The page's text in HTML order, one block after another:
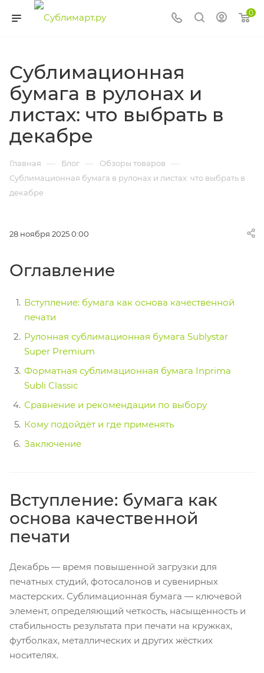
0
Сублимационная
бумага в рулонах и
листах: что выбрать в
декабре
Главная — Блог — Обзоры товаров —
Сублимационная бумага в рулонах и листах: что выбрать в
декабре
28 ноября 2025 0:00
Оглавление
Вступление: бумага как основа качественной
печати
Рулонная сублимационная бумага Sublystar
Super Premium
Форматная сублимационная бумага Inprima
Subli Classic
Сравнение и рекомендации по выбору
Кому подойдёт и где применять
Заключение
Вступление: бумага как
основа качественной
печати
Декабрь — время повышенной загрузки для
печатных студий, фотосалонов и сувенирных
мастерских. Сублимационная бумага — ключевой
элемент, определяющий четкость, насыщенность и
стабильность результата при печати на кружках,
футболках, металлических и других жёстких
носителях.